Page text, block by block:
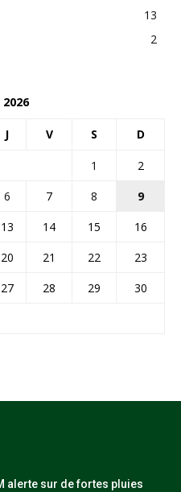
13
2
J V S D
1
2
6 7 8
9
13 14 15
16
20 21 22
23
27 28 29
30
alerte sur de fortes pluies